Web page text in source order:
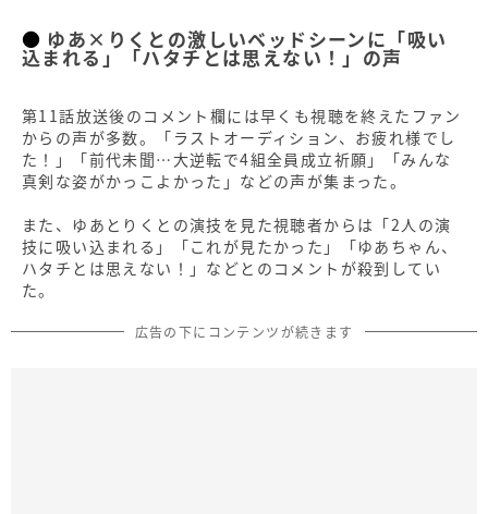
ゆあ×りくとの激しいベッドシーンに「吸い
込まれる」「ハタチとは思えない！」の声
第11話放送後のコメント欄には早くも視聴を終えたファン
からの声が多数。「ラストオーディション、お疲れ様でし
た！」「前代未聞…大逆転で4組全員成立祈願」「みんな
真剣な姿がかっこよかった」などの声が集まった。
また、ゆあとりくとの演技を見た視聴者からは「2人の演
技に吸い込まれる」「これが見たかった」「ゆあちゃん、
ハタチとは思えない！」などとのコメントが殺到してい
た。
広告の下にコンテンツが続きます